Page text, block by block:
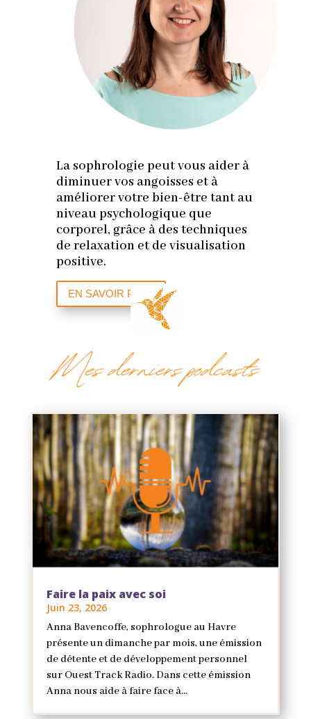
La sophrologie peut vous aider à
diminuer vos angoisses et à
améliorer votre bien-être tant au
niveau psychologique que
corporel, grâce à des techniques
de relaxation et de visualisation
positive.
EN SAVOIR PLUS
Faire la paix avec soi
Juin 23, 2026
Anna Bavencoffe, sophrologue au Havre
présente un dimanche par mois, une émission
de détente et de développement personnel
sur Ouest Track Radio. Dans cette émission
Anna nous aide à faire face à...